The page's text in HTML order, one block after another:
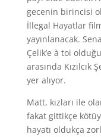
gecenin birincisi
İllegal Hayatlar
yayınlanacak.
Çelik’e à toi
arasında Kızılcık
yer alıyor.
Matt, kızları ile
fakat gittikçe
hayatı oldukça